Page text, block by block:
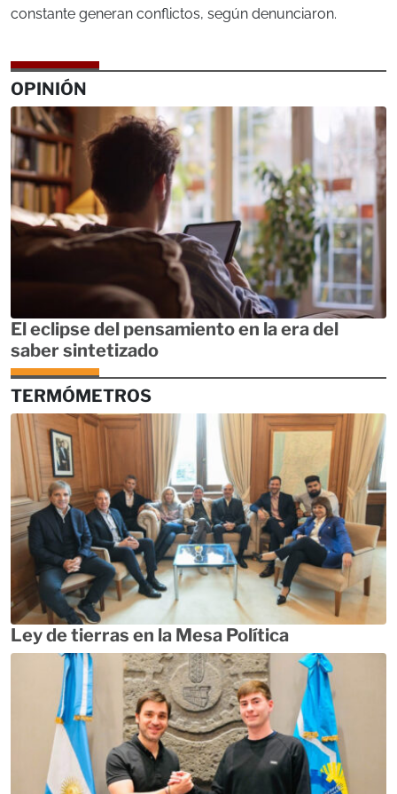
constante generan conflictos, según denunciaron.
OPINIÓN
El eclipse del pensamiento en la era del
saber sintetizado
TERMÓMETROS
Ley de tierras en la Mesa Política